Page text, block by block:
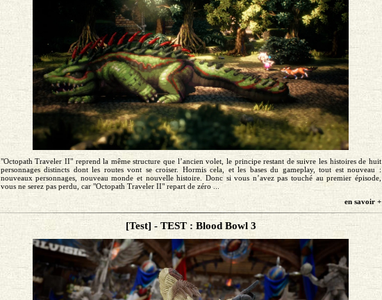
"Octopath Traveler II" reprend la même structure que l’ancien volet, le principe restant de suivre les histoires de huit
personnages distincts dont les routes vont se croiser. Hormis cela, et les bases du gameplay, tout est nouveau :
nouveaux personnages, nouveau monde et nouvelle histoire. Donc si vous n’avez pas touché au premier épisode,
vous ne serez pas perdu, car "Octopath Traveler II" repart de zéro ...
en savoir +
[Test] - TEST : Blood Bowl 3